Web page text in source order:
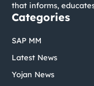
that informs,
Categories
SAP MM
Latest News
Yojan News